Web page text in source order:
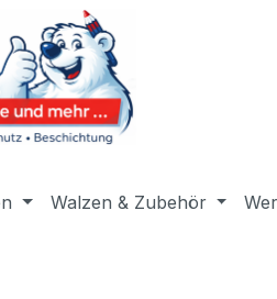
Walzen & Zubehör